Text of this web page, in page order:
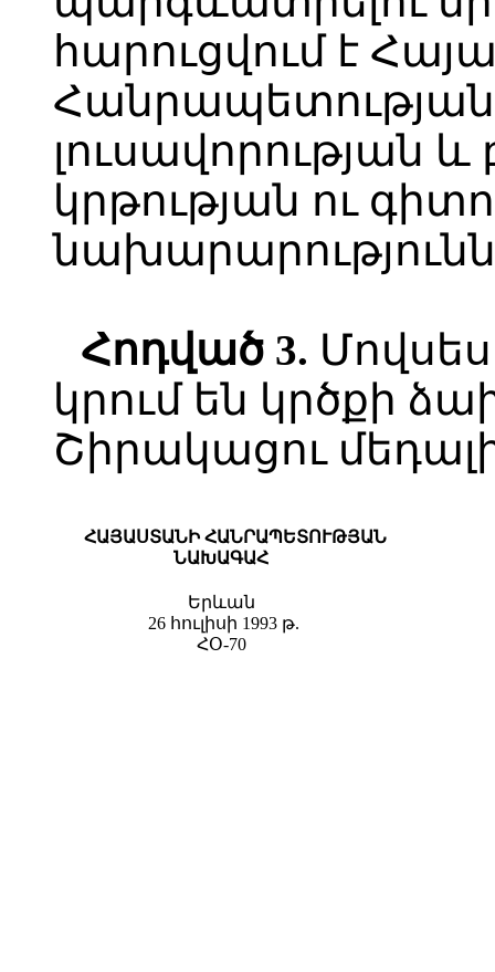
հարուցվում է
Հանրապետության
լուսավորության և
կրթության ու
Հոդված 3.
կրում են կրծքի
Շիրակացու
ՀԱՅԱՍՏԱՆԻ ՀԱՆՐԱՊԵՏՈՒԹՅԱՆ
ՆԱԽԱԳԱՀ
Երևան
26 հուլիսի 1993 թ.
ՀՕ-70